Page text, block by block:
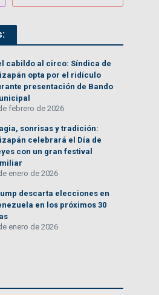
cabildo al circo: Síndica de
opta por el ridículo
presentación de Bando
febrero de 2026
sonrisas y tradición:
celebrará el Día de
con un gran festival
enero de 2026
descarta elecciones en
en los próximos 30
enero de 2026